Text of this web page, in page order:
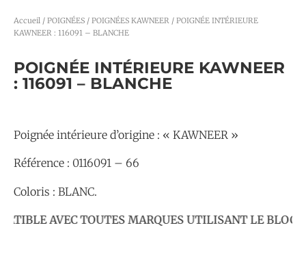
Accueil / POIGNÉES / POIGNÉES KAWNEER / POIGNÉE INTÉRIEURE
KAWNEER : 116091 – BLANCHE
POIGNÉE INTÉRIEURE KAWNEER
: 116091 – BLANCHE
Poignée intérieure d’origine : « KAWNEER »
Référence : 0116091 – 66
Coloris : BLANC.
AVEC TOUTES MARQUES UTILISANT LE BLOC